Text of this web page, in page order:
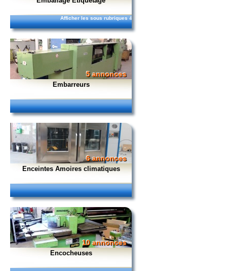
Afficher les sous rubriques 4
5 annonces
Embarreurs
6 annonces
Enceintes Amoires climatiques
10 annonces
Encocheuses